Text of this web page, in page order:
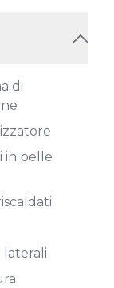
in pelle
laterali